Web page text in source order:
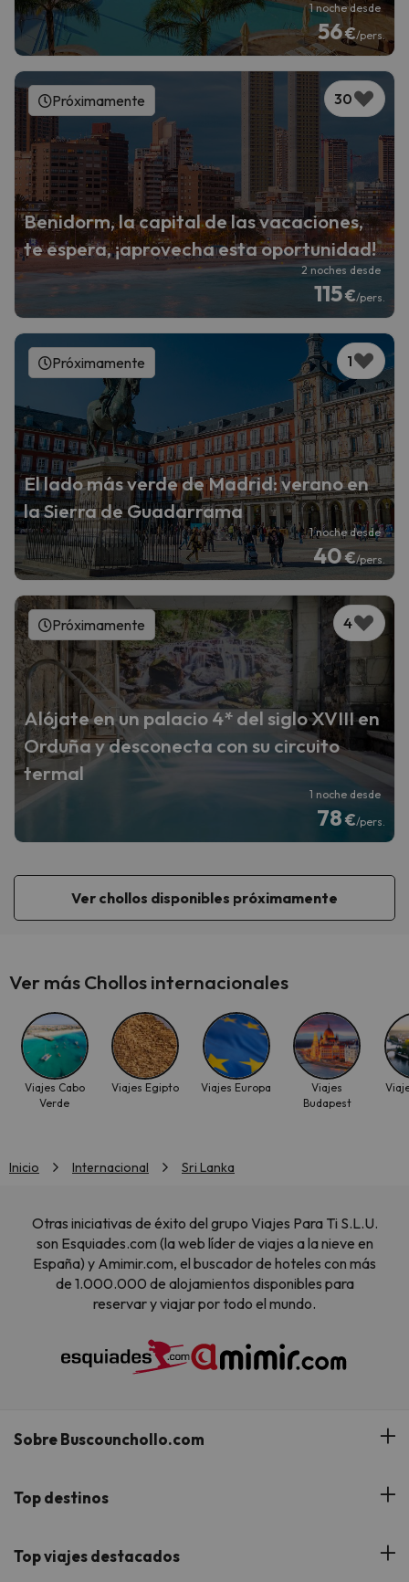
1 noche desde
56€/pers.
30
Próximamente
Benidorm, la capital de las vacaciones,
te espera, ¡aprovecha esta oportunidad!
2 noches desde
115€/pers.
1
Próximamente
El lado más verde de Madrid: verano en
la Sierra de Guadarrama
1 noche desde
40€/pers.
4
Próximamente
Alójate en un palacio 4* del siglo XVIII en
Orduña y desconecta con su circuito
termal
1 noche desde
78€/pers.
Ver chollos disponibles próximamente
Ver más Chollos internacionales
Viajes Cabo
Verde
Viajes Egipto Viajes Europa
Viajes
Budapest
Inicio Internacional Sri Lanka
Otras iniciativas de éxito del grupo Viajes Para Ti S.L.U.
son Esquiades.com (la web líder de viajes a la nieve en
España) y Amimir.com, el buscador de hoteles con más
de 1.000.000 de alojamientos disponibles para
reservar y viajar por todo el mundo.
Sobre Buscounchollo.com
¿Quiénes somos?
Buscounchollo en los medios
Top destinos
Hoteles Andalucía
Top viajes destacados